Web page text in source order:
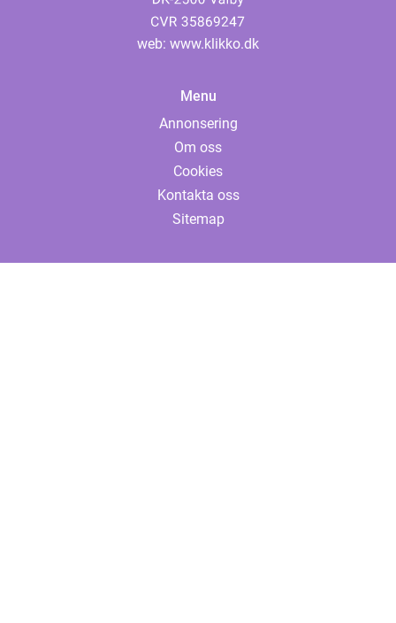
web: www.klikko.dk
Menu
Annonsering
Om oss
Cookies
Kontakta oss
Sitemap